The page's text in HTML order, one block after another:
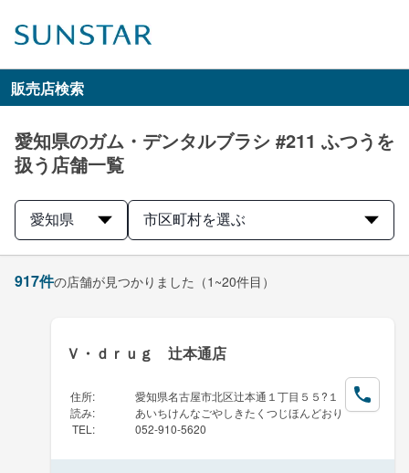
販売店検索
愛知県のガム・デンタルブラシ #211 ふつうを
扱う店舗一覧
愛知県 市区町村を選ぶ
917件の店舗が見つかりました （1~20件目）
Ｖ・ｄｒｕｇ 辻本通店
住所:
愛知県名古屋市北区辻本通１丁目５５?１
読み:
あいちけんなごやしきたくつじほんどおり
TEL : 052-910-5620